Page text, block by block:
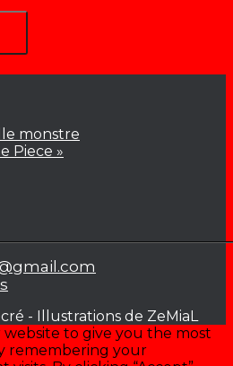
monstre
Piece »
- Illustrations de ZeMiaL
website to give you the most
remembering your